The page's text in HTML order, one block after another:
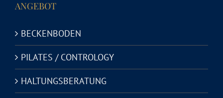
ANGEBOT
BECKENBODEN
PILATES / CONTROLOGY
HALTUNGSBERATUNG